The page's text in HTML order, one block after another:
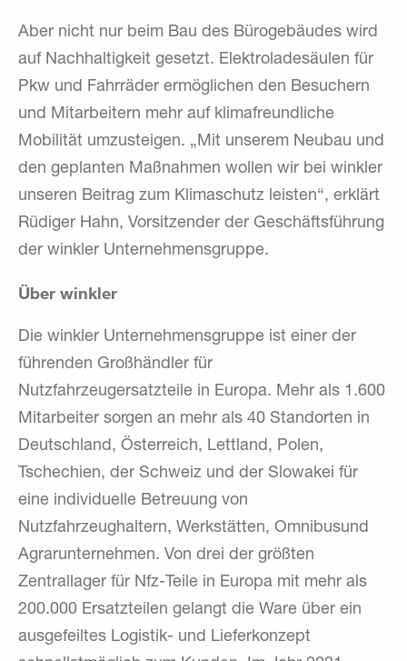
Aber nicht nur beim Bau des Bürogebäudes wird
auf Nachhaltigkeit gesetzt. Elektroladesäulen für
Pkw und Fahrräder ermöglichen den Besuchern
und Mitarbeitern mehr auf klimafreundliche
Mobilität umzusteigen. „Mit unserem Neubau und
den geplanten Maßnahmen wollen wir bei winkler
unseren Beitrag zum Klimaschutz leisten“, erklärt
Rüdiger Hahn, Vorsitzender der Geschäftsführung
der winkler Unternehmensgruppe.
Über winkler
Die winkler Unternehmensgruppe ist einer der
führenden Großhändler für
Nutzfahrzeugersatzteile in Europa. Mehr als 1.600
Mitarbeiter sorgen an mehr als 40 Standorten in
Deutschland, Österreich, Lettland, Polen,
Tschechien, der Schweiz und der Slowakei für
eine individuelle Betreuung von
Nutzfahrzeughaltern, Werkstätten, Omnibusund
Agrarunternehmen. Von drei der größten
Zentrallager für Nfz-Teile in Europa mit mehr als
200.000 Ersatzteilen gelangt die Ware über ein
ausgefeiltes Logistik- und Lieferkonzept